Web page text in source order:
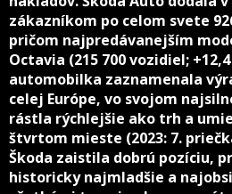
zákazníkom po celom svete
pričom najpredávanejším
Octavia (215 700 vozidiel;
automobilka zaznamenala
celej Európe, vo svojom
rástla rýchlejšie ako trh a
štvrtom mieste (2023: 7.
Škoda zaistila dobrú pozíciu,
historicky najmladšie a